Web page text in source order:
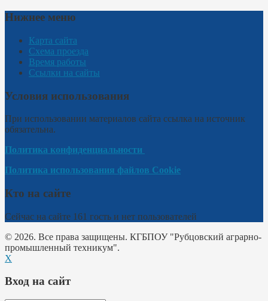
Нижнее меню
Карта сайта
Схема проезда
Время работы
Ссылки на сайты
Условия использования
При использовании материалов сайта ссылка на источник
обязательна.
Политика конфиденциальности
Политика использования файлов Cookie
Кто на сайте
Сейчас на сайте 161 гость и нет пользователей
© 2026. Все права защищены. КГБПОУ "Рубцовский аграрно-
промышленный техникум".
X
Вход на сайт